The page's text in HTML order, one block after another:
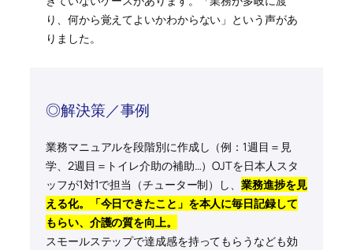
り、何から覚えてよいかわからない」という声があ
りました。
◎解決策／事例
業務マニュアルを段階別に作成し（例：1週目＝見
学、2週目＝トイレ介助の補助…）OJTを日本人スタ
ッフが1対1で担当（チューター制）し、業務進捗を見
える化。「今日できたこと」を本人に毎日記録して
もらい、介護の質を向上。
スモールステップで達成感を持ってもらうなども効